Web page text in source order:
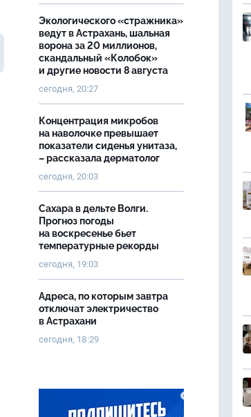
Экологического «стражника»
ведут в Астрахань, шальная
ворона за 20 миллионов,
скандальный «Колобок»
и другие новости 8 августа
сегодня, 20:27
Концентрация микробов
на наволочке превышает
показатели сиденья унитаза,
– рассказала дерматолог
сегодня, 20:03
Сахара в дельте Волги.
Прогноз погоды
на воскресенье бьет
температурные рекорды
сегодня, 19:03
Адреса, по которым завтра
отключат электричество
в Астрахани
сегодня, 18:29